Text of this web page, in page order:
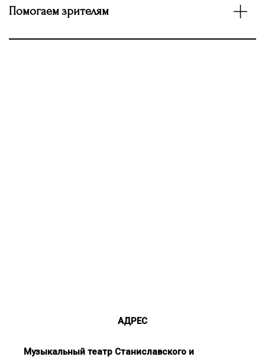
Помогаем зрителям
АДРЕС
Музыкальный театр Станиславского и